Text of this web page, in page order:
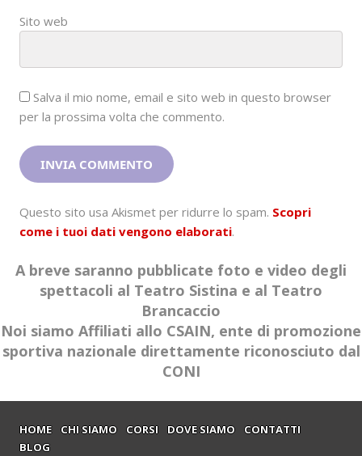
Sito web
Salva il mio nome, email e sito web in questo browser
per la prossima volta che commento.
Questo sito usa Akismet per ridurre lo spam. Scopri
come i tuoi dati vengono elaborati.
A breve saranno pubblicate foto e video degli
spettacoli al Teatro Sistina e al Teatro
Brancaccio
Noi siamo Affiliati allo CSAIN, ente di promozione
sportiva nazionale direttamente riconosciuto dal
CONI
HOME CHI SIAMO CORSI DOVE SIAMO
CONTATTI
BLOG